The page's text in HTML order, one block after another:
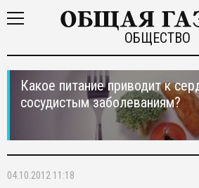
ОБЩЕСТВО
Какое питание приводит к
сосудистым заболеваниям?
04.10.2012 11:18